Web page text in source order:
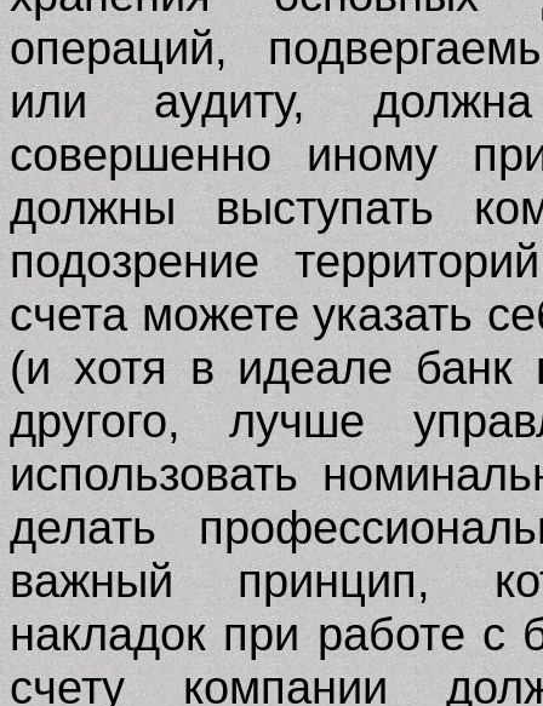
операций,
или аудиту,
совершенно иному
должны выступать
подозрение
счета можете указать
(и хотя в идеале банк
другого, лучше
использовать
делать
важный принцип,
накладок при работе с
счету компании